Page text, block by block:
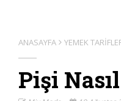
ANASAYFA YEMEK
Pişi